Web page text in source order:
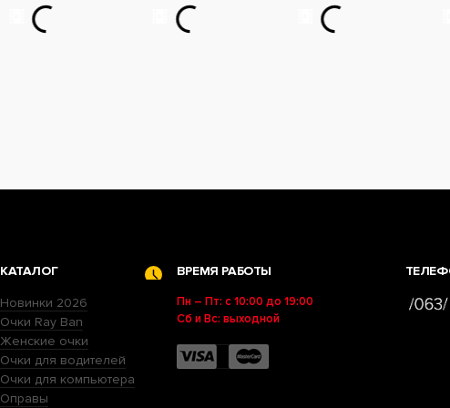
КАТАЛОГ
Новинки 2026
Очки Ray Ban
Женские очки
Очки для водителей
Очки для компьютера
Оправы
ВРЕМЯ РАБОТЫ
Пн – Пт: с 10:00 до 19:00
Сб и Вс: выходной